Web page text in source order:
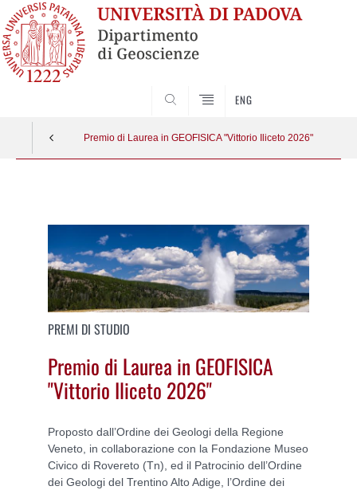
ENG
Premio di Laurea in GEOFISICA "Vittorio Iliceto 2026"
PREMI DI STUDIO
Premio di Laurea in GEOFISICA
"Vittorio Iliceto 2026"
Proposto dall’Ordine dei Geologi della Regione
Veneto, in collaborazione con la Fondazione Museo
Civico di Rovereto (Tn), ed il Patrocinio dell’Ordine
dei Geologi del Trentino Alto Adige, l’Ordine dei